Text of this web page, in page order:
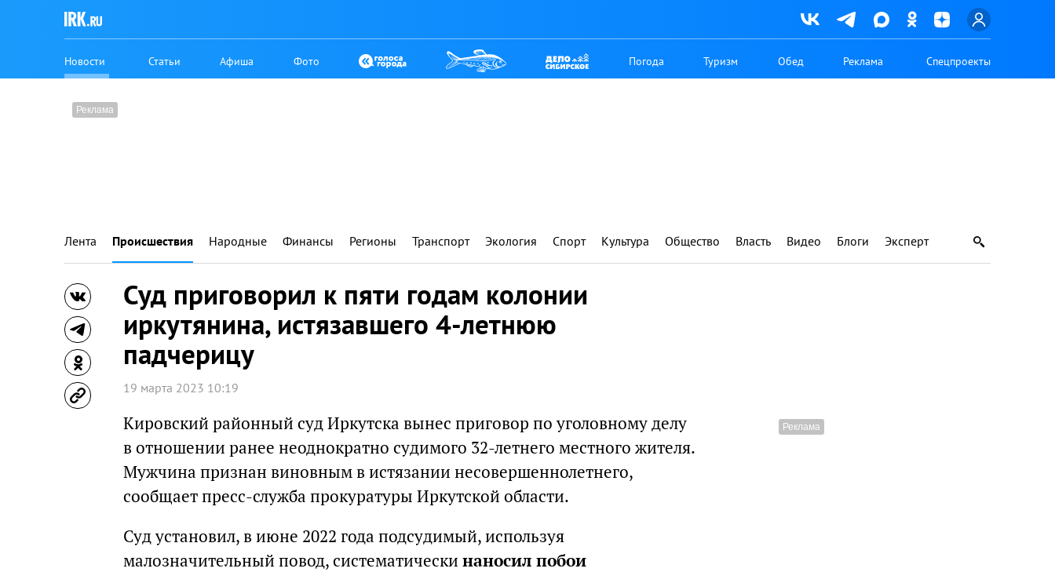
Новости Статьи Афиша Фото Погода Туризм Обед Реклама Спецпроекты
Лента Происшествия Народные Финансы Регионы Транспорт Экология Спорт Культура Общество Власть Видео Блоги Эксперт
Суд приговорил к пяти годам колонии
иркутянина, истязавшего 4-летнюю
падчерицу
19 марта 2023 10:19
Кировский районный суд Иркутска вынес приговор по уголовному делу
в отношении ранее неоднократно судимого 32-летнего местного жителя.
Мужчина признан виновным в истязании несовершеннолетнего,
сообщает пресс-служба прокуратуры Иркутской области.
Суд установил, в июне 2022 года подсудимый, используя
малозначительный повод, систематически наносил побои